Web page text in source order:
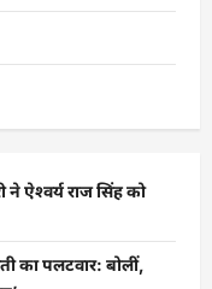
ने ऐश्वर्य राज सिंह को
का पलटवार: बोलीं,